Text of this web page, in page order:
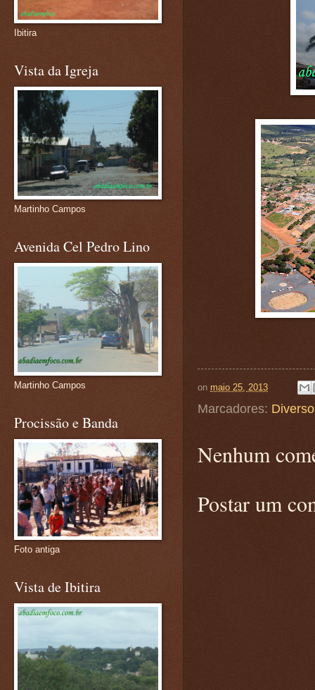
on maio 25, 2013
Marcadores:
Nenhum
Postar um
Ibitira
Vista da Igreja
Martinho Campos
Avenida Cel Pedro Lino
Martinho Campos
Procissão e Banda
Foto antiga
Vista de Ibitira